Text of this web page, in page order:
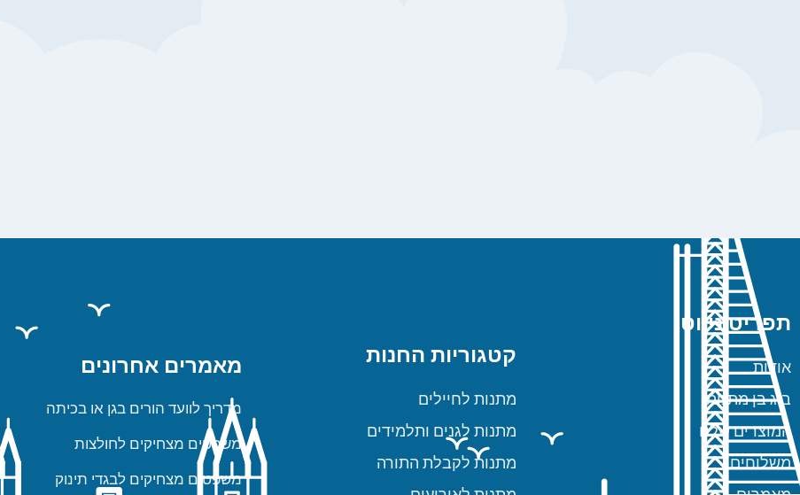
תפריט ניווט
אודות
ביג בן מתנות
המוצרים שלנו
משלוחים
קטגוריות החנות
מתנות לחיילים
מתנות לגנים ותלמידים
מתנות לקבלת התורה
מאמרים אחרונים
מדריך לוועד הורים בגן או בכיתה
משפטים מצחיקים לחולצות
משפטים מצחיקים לבגדי תינוק